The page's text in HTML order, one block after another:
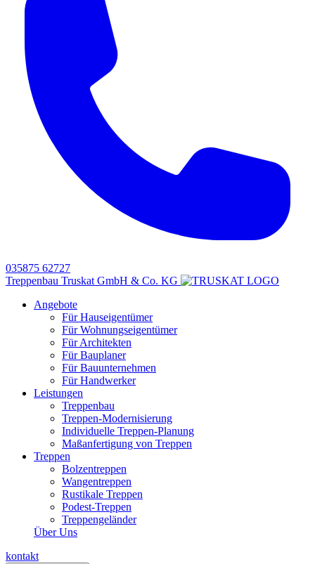
035875 62727
Treppenbau Truskat GmbH & Co. KG
Angebote
Für Hauseigentümer
Für Wohnungseigentümer
Für Architekten
Für Bauplaner
Für Bauunternehmen
Für Handwerker
Leistungen
Treppenbau
Treppen-Modernisierung
Individuelle Treppen-Planung
Maßanfertigung von Treppen
Treppen
Bolzentreppen
Wangentreppen
Rustikale Treppen
Podest-Treppen
Treppengeländer
Über Uns
kontakt